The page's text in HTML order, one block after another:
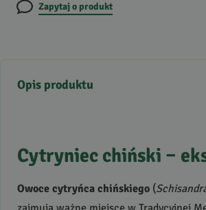
Zapytaj o produkt
Opis produktu
Cytryniec chiński –
Owoce cytryńca chińskiego (